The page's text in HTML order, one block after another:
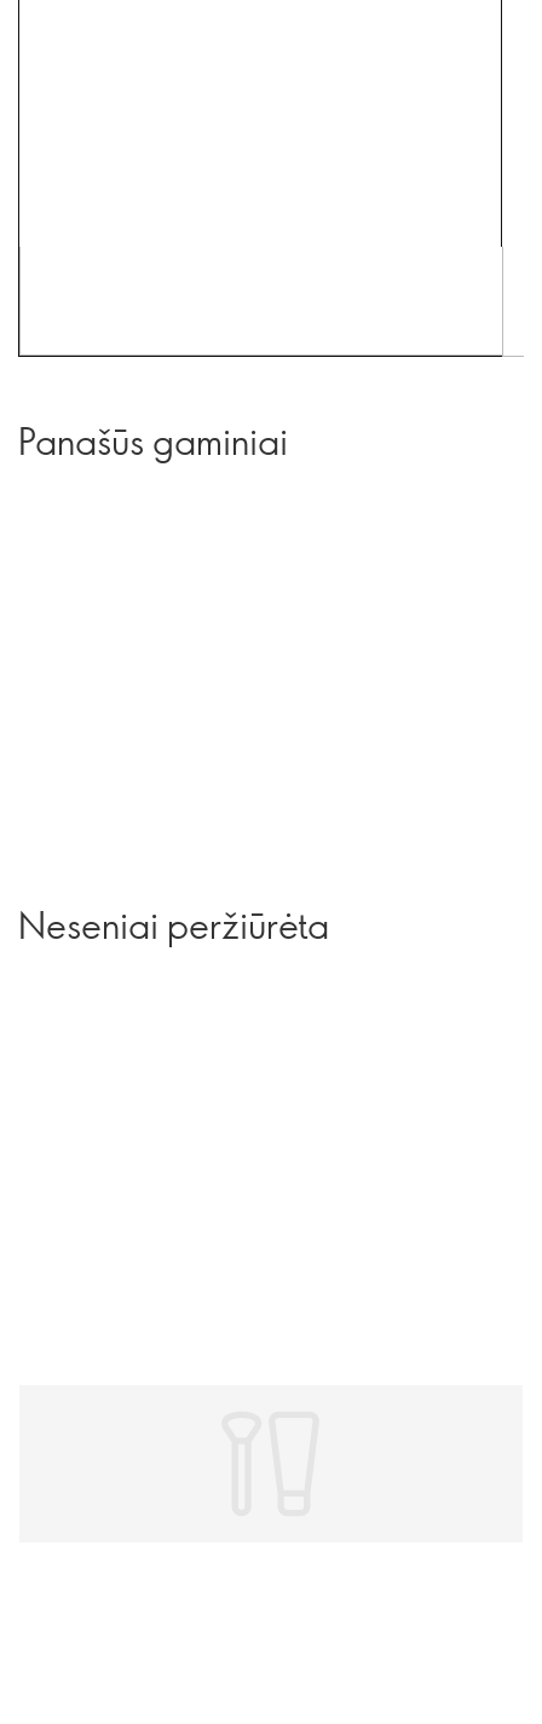
Panašūs gaminiai
Neseniai peržiūrėta